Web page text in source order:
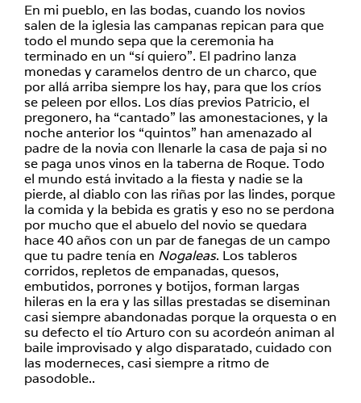
En mi pueblo, en las bodas, cuando los novios
salen de la iglesia las campanas repican para que
todo el mundo sepa que la ceremonia ha
terminado en un “sí quiero”. El padrino lanza
monedas y caramelos dentro de un charco, que
por allá arriba siempre los hay, para que los críos
se peleen por ellos. Los días previos Patricio, el
pregonero, ha “cantado” las amonestaciones, y la
noche anterior los “quintos” han amenazado al
padre de la novia con llenarle la casa de paja si no
se paga unos vinos en la taberna de Roque. Todo
el mundo está invitado a la fiesta y nadie se la
pierde, al diablo con las riñas por las lindes, porque
la comida y la bebida es gratis y eso no se perdona
por mucho que el abuelo del novio se quedara
hace 40 años con un par de fanegas de un campo
que tu padre tenía en Nogaleas. Los tableros
corridos, repletos de empanadas, quesos,
embutidos, porrones y botijos, forman largas
hileras en la era y las sillas prestadas se diseminan
casi siempre abandonadas porque la orquesta o en
su defecto el tío Arturo con su acordeón animan al
baile improvisado y algo disparatado, cuidado con
las moderneces, casi siempre a ritmo de
pasodoble..